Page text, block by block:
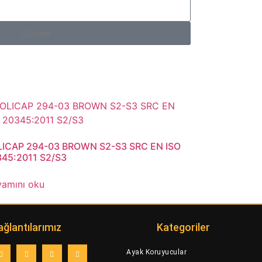
294-03 BROWN S2-S3 SRC EN ISO
S2/S3
oku
Kategoriler
Ayak Koruyucular